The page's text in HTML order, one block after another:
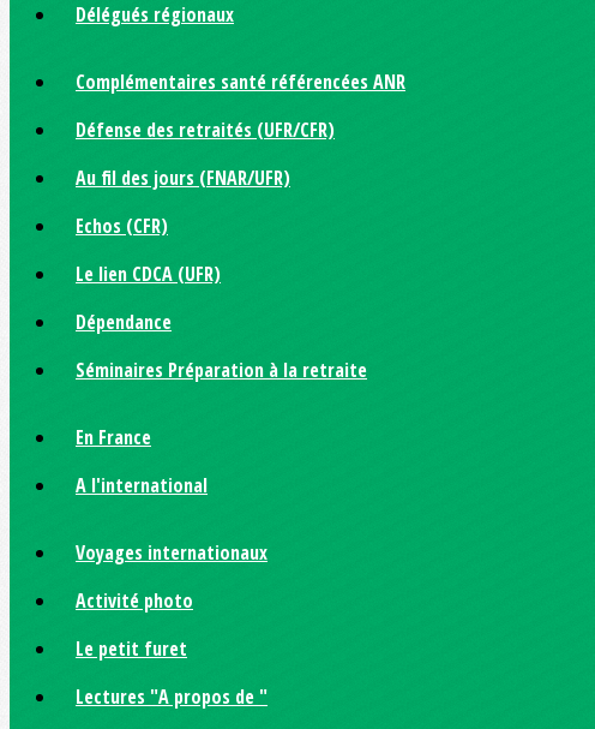
Délégués régionaux
Complémentaires santé référencées ANR
Défense des retraités (UFR/CFR)
Au fil des jours (FNAR/UFR)
Echos (CFR)
Le lien CDCA (UFR)
Dépendance
Séminaires Préparation à la retraite
En France
A l'international
Voyages internationaux
Activité photo
Le petit furet
Lectures "A propos de "